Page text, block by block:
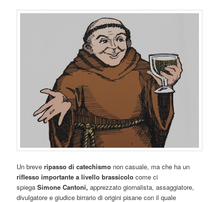
Un breveripasso di catechismo non casuale, ma che ha un
riflesso importante a livello brassicolo come ci
spiegaSimone Cantoni, apprezzato giornalista, assaggiatore,
divulgatore e giudice birrario di origini pisane con il quale